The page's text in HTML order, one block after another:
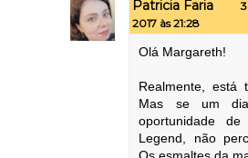
Patricia Faria
2017 às 21:28
Olá Margareth!
Realmente, está
Mas se um
oportunidade
Legend, não
Os esmaltes da